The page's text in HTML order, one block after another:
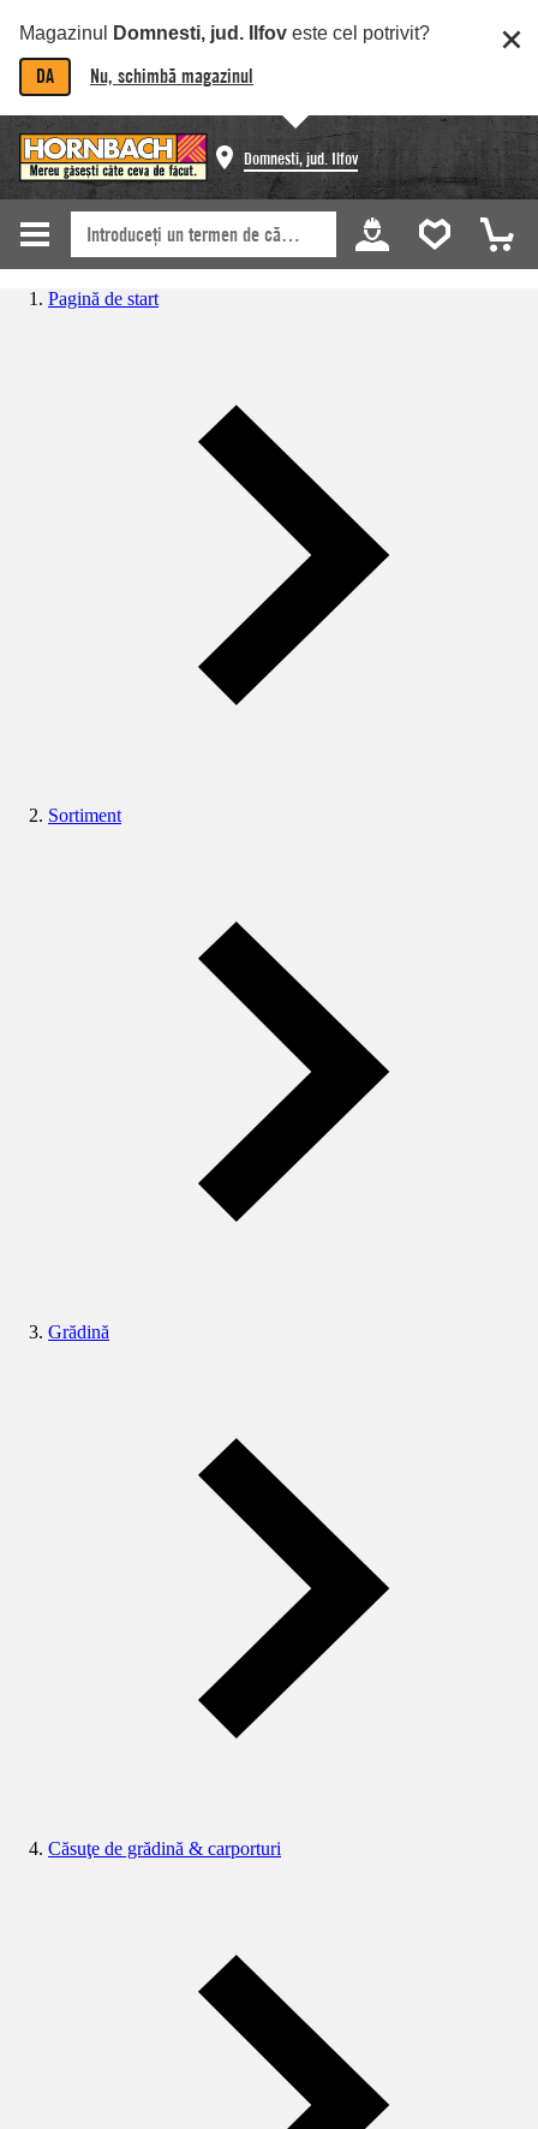
Magazinul Domnesti, jud. Ilfov este cel potrivit?
DA Nu, schimbă magazinul
Domnesti, jud. Ilfov
Pagină de start
Sortiment
Grădină
Căsuţe de grădină & carporturi